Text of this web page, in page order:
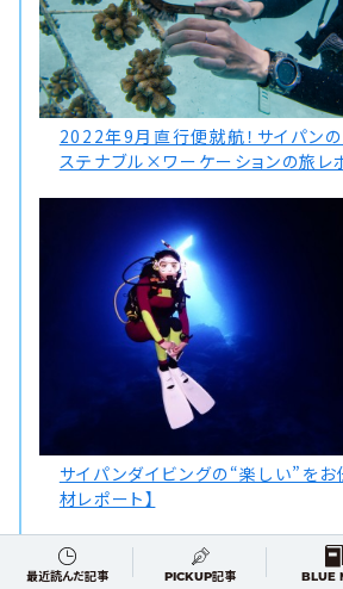
2022年9月直行便就航！サイパン
ステナブル×ワーケーションの旅レ
サイパンダイビングの“楽しい”をお
材レポート】
最近読んだ記事 PICKUP記事 BLUE